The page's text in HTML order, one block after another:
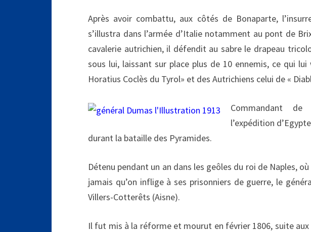
Après avoir combattu, aux côtés de Bonaparte,
s’illustra dans l’armée d’Italie notamment au pont de
cavalerie autrichien, il défendit au sabre le drapeau
sous lui, laissant sur place plus de 10 ennemis, ce qui
Horatius Coclès du Tyrol» et des Autrichiens celui de «
Commandant
l’expédition
durant la bataille des Pyramides.
Détenu pendant un an dans les geôles du roi de Naples,
jamais qu’on inflige à ses prisonniers de guerre, le
Villers-Cotterêts (Aisne).
Il fut mis à la réforme et mourut en février 1806, suite aux